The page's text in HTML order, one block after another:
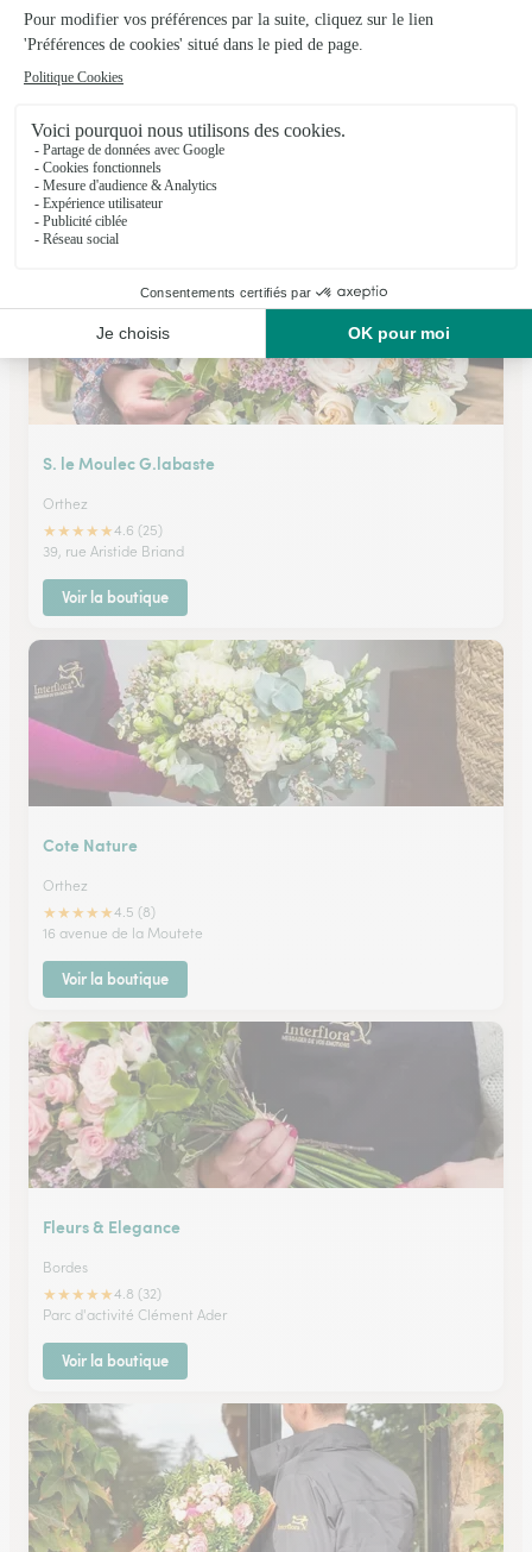
Floralyne Fleurs
Orthez
★★★★★4.1 (75)
82, avenue Pierre Mendès-France Bat 1 Porte B
Voir la boutique
S. le Moulec G.labaste
Orthez
★★★★★4.6 (25)
39, rue Aristide Briand
Voir la boutique
Cote Nature
Orthez
★★★★★4.5 (8)
16 avenue de la Moutete
Voir la boutique
Fleurs & Elegance
Bordes
★★★★★4.8 (32)
Parc d'activité Clément Ader
Voir la boutique